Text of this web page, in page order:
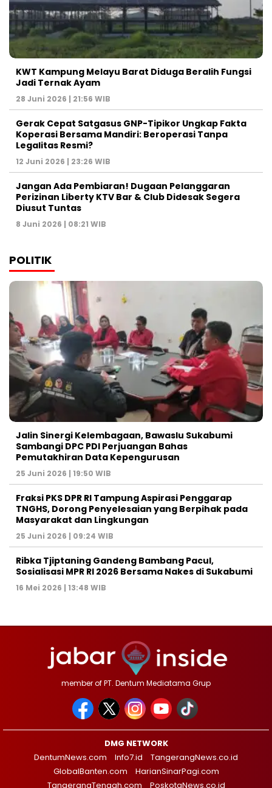
KWT Kampung Melayu Barat Diduga Beralih Fungsi
Jadi Ternak Ayam
28 Juni 2026 | 21:56 WIB
Gerak Cepat Satgasus GNP-Tipikor Ungkap Fakta
Koperasi Bersama Mandiri: Beroperasi Tanpa
Legalitas Resmi?
12 Juni 2026 | 23:26 WIB
Jangan Ada Pembiaran! Dugaan Pelanggaran
Perizinan Liberty KTV Bar & Club Didesak Segera
Diusut Tuntas
8 Juni 2026 | 08:21 WIB
POLITIK
Jalin Sinergi Kelembagaan, Bawaslu Sukabumi
Sambangi DPC PDI Perjuangan Bahas
Pemutakhiran Data Kepengurusan
25 Juni 2026 | 19:50 WIB
‎Fraksi PKS DPR RI Tampung Aspirasi Penggarap
TNGHS, Dorong Penyelesaian yang Berpihak pada
Masyarakat dan Lingkungan‎
25 Juni 2026 | 09:24 WIB
Ribka Tjiptaning Gandeng Bambang Pacul,
Sosialisasi MPR RI 2026 Bersama Nakes di Sukabumi
16 Mei 2026 | 13:48 WIB
member of PT. Dentum Mediatama Grup
DMG NETWORK
DentumNews.com
Info7.id
TangerangNews.co.id
GlobalBanten.com
HarianSinarPagi.com
TangerangTengah.com
PoskotaNews.co.id